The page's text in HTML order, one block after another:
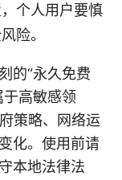
个人用户要慎
险。
的“永久免费
高敏感领
策略、网络运
化。使用前请
本地法律法